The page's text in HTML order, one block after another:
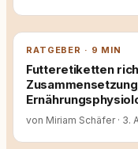
RATGEBER · 9 MIN
Futteretiketten
von Miriam Schäfer · 3.